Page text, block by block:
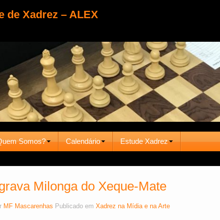
de Xadrez – ALEX
Somos? Calendário Estude Xadrez
Milonga do Xeque-Mate
MF Mascarenhas Publicado em Xadrez na Mídia e na Arte